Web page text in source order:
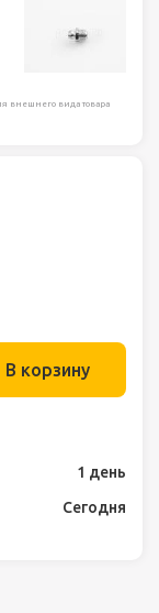
внешнего вида товара
В корзину
1 день
Сегодня